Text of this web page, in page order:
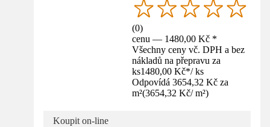
(0)
cenu — 1480,00 Kč *
Všechny ceny vč. DPH a bez
nákladů na přepravu za
ks1480,00 Kč*/ ks
Odpovídá 3654,32 Kč za
m²(3654,32 Kč/ m²)
Koupit on-line